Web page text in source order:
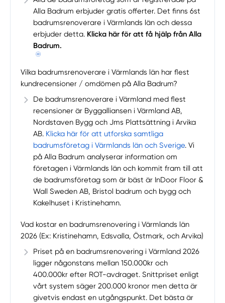
Alla Badrum erbjuder gratis offerter. Det finns 6st
badrumsrenoverare i Värmlands län och dessa
erbjuder detta. Klicka här för att få hjälp från Alla
Badrum.
Vilka badrumsrenoverare i Värmlands län har flest
kundrecensioner / omdömen på Alla Badrum?
De badrumsrenoverare i Värmland med flest
recensioner är Byggalliansen i Värmland AB,
Nordstaven Bygg och Jms Plattsättning i Arvika
AB. Klicka här för att utforska samtliga
badrumsföretag i Värmlands län och Sverige. Vi
på Alla Badrum analyserar information om
företagen i Värmlands län och kommit fram till att
de badrumsföretag som är bäst är InDoor Floor &
Wall Sweden AB, Bristol badrum och bygg och
Kakelhuset i Kristinehamn.
Vad kostar en badrumsrenovering i Värmlands län
2026 (Ex: Kristinehamn, Edsvalla, Östmark, och Arvika)
Priset på en badrumsrenovering i Värmland 2026
ligger någonstans mellan 150.000kr och
400.000kr efter ROT-avdraget. Snittpriset enligt
vårt system säger 200.000 kronor men detta är
givetvis endast en utgångspunkt. Det bästa är